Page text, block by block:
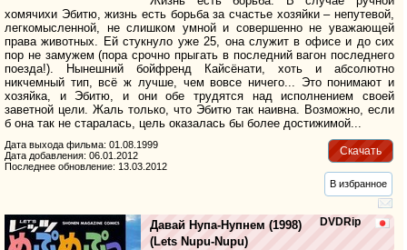
хомячихи Эбитю, жизнь есть борьба за счастье хозяйки – непутевой,
легкомысленной, не слишком умной и совершенно не уважающей
права животных. Ей стукнуло уже 25, она служит в офисе и до сих
пор не замужем (пора срочно прыгать в последний вагон последнего
поезда!). Нынешний бойфренд Кайсёнати, хоть и абсолютно
никчемный тип, всё ж лучше, чем вовсе ничего... Это понимают и
хозяйка, и Эбитю, и они обе трудятся над исполнением своей
заветной цели. Жаль только, что Эбитю так наивна. Возможно, если
б она так не старалась, цель оказалась бы более достижимой...
Скачать
Дата выхода фильма: 01.08.1999
Дата добавления: 06.01.2012
Последнее обновление: 13.03.2012
В избранное
DVDRip
Давай Нупа-Нупнем (1998)
(Lets Nupu-Nupu)